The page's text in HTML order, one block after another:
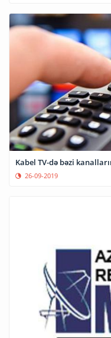
Kabel TV-də bəzi
26-09-2019